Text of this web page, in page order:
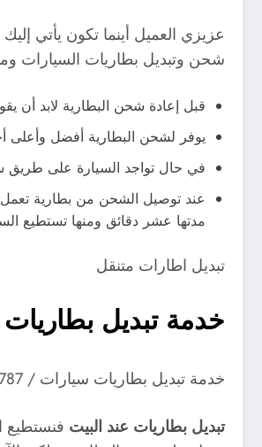
عزيزي العميل أينما تكون يأتي
شحن وتبديل بطاريات السيارات
قبل إعادة شحن البطارية لابد أن
يوفر لشحن البطارية أفضل وأعلى
في حال تواجد السيارة على طريق
عند توصيل الشحن من بطارية تعمل
مدتها عشر دقائق ومنها تستطيع
تبديل اطارات متنقل
خدمةتبديل
خدمة تبديل بطاريات سيارات / 99527787 / تبديل متنقل تبديل بطاريات عند البيت الكويت
تبديل بطاريات عند البيت فنستطيع